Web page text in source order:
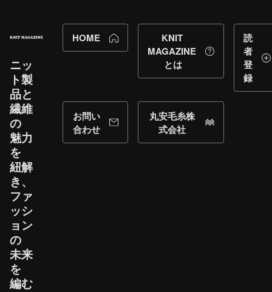
ニッ
ト製
品と​
繊維
の​
魅力
を​
紐解
き、​
ファ
ッシ
ョン
の​
未来
を​
編む
HOME
KNIT
MAGAZINE
とは
読
者
登
録
お問い
合わせ
丸安毛糸株
式会社